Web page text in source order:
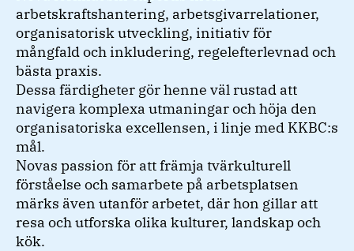
arbetskraftshantering, arbetsgivarrelationer,
organisatorisk utveckling, initiativ för
mångfald och inkludering, regelefterlevnad och
bästa praxis.
Dessa färdigheter gör henne väl rustad att
navigera komplexa utmaningar och höja den
organisatoriska excellensen, i linje med KKBC:s
mål.
Novas passion för att främja tvärkulturell
förståelse och samarbete på arbetsplatsen
märks även utanför arbetet, där hon gillar att
resa och utforska olika kulturer, landskap och
kök.